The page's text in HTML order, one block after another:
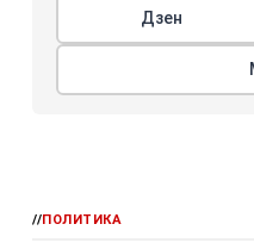
Дзен
//ПОЛИТИКА